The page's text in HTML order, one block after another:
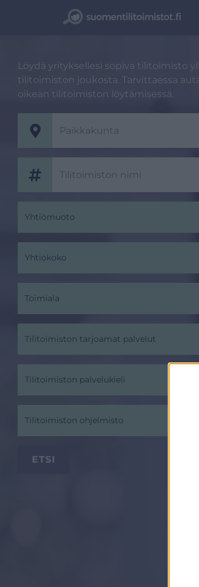
Löydä yrityksellesi sopiva tilitoimisto
tilitoimiston joukosta. Tarvittaessa
oikean tilitoimiston löytämisessä.
Yhtiömuoto
Yhtiökoko
Toimiala
Tilitoimiston tarjoamat palvelut
Tilitoimiston palvelukieli
Tilitoimiston ohjelmisto